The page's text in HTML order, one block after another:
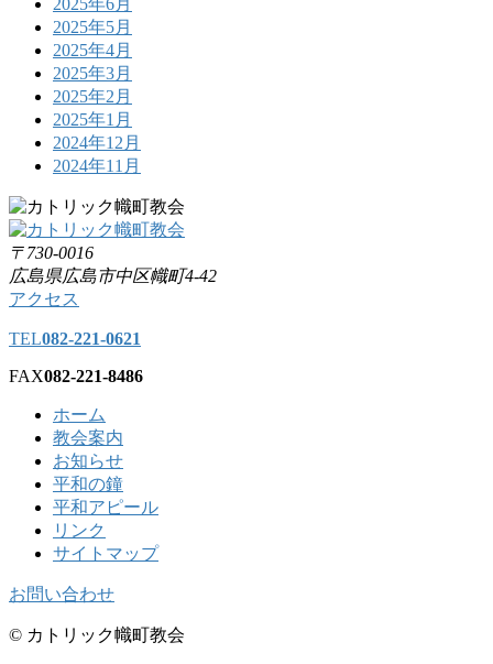
2025年6月
2025年5月
2025年4月
2025年3月
2025年2月
2025年1月
2024年12月
2024年11月
〒730-0016
広島県広島市中区幟町4-42
アクセス
TEL082-221-0621
FAX082-221-8486
ホーム
教会案内
お知らせ
平和の鐘
平和アピール
リンク
サイトマップ
お問い合わせ
© カトリック幟町教会